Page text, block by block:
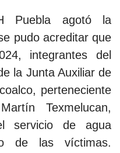
Puebla agotó la
pudo acreditar que
integrantes del
la Junta Auxiliar de
perteneciente
Texmelucan,
servicio de agua
de las víctimas.